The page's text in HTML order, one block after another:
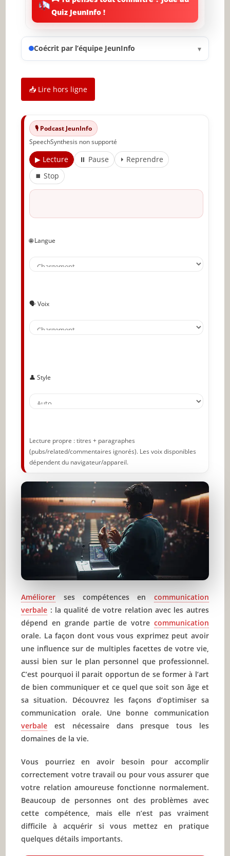
Prenez d’abord quelques notes mentales
Exercez-vous devant un miroir
Réfléchissez avant de parler
Elargir son vocabulaire
Se débarrasser des pléonasmes et
exagérations pour épurer sa parole
Faites beaucoup de lecture
Établissez un contact visuel
Utiliser le positif pour développer sa
bonne communication verbale
Ayez un langage corporel ouvert ou
Ne sortez pas du sujet
Utilisez l’écoute active
Soyez concis(e) et clair(e)
Ne soyez pas hors sujet
Soyez attentionné(e)
Établissez un contact visuel
Parlez avec confiance
Parlez doucement
Évitez le sarcasme
Montrez-vous authentique
Exercez vos compétences
Recevez des commentaires
🔥 À lire aussi sur JeunInfo
✨ Nouveau sur JeunInfo ?
Articles recommandés
Partager l'amour
Quiz JeunInfo !
Coécrit par l’équipe JeunInfo ▾
📥 Lire hors ligne
🎙️ Podcast JeunInfo
SpeechSynthesis non supporté
▶ Lecture ⏸ Pause
⏵ Reprendre
⏹ Stop
🌐 Langue
🗣️ Voix
👤 Style
Lecture propre : titres + paragraphes
(pubs/related/commentaires ignorés). Les voix disponibles
dépendent du navigateur/appareil.
Améliorer ses compétences en communication
verbale : la qualité de votre relation avec les autres
dépend en grande partie de votre communication
orale. La façon dont vous vous exprimez peut avoir
une influence sur de multiples facettes de votre vie,
aussi bien sur le plan personnel que professionnel.
C’est pourquoi il parait opportun de se former à l’art
de bien communiquer et ce quel que soit son âge et
sa situation. Découvrez les façons d’optimiser sa
communication orale. Une bonne communication
verbale est nécessaire dans presque tous les
domaines de la vie.
Vous pourriez en avoir besoin pour accomplir
correctement votre travail ou pour vous assurer que
votre relation amoureuse fonctionne normalement.
Beaucoup de personnes ont des problèmes avec
cette compétence, mais elle n’est pas vraiment
difficile à acquérir si vous mettez en pratique
quelques détails importants.